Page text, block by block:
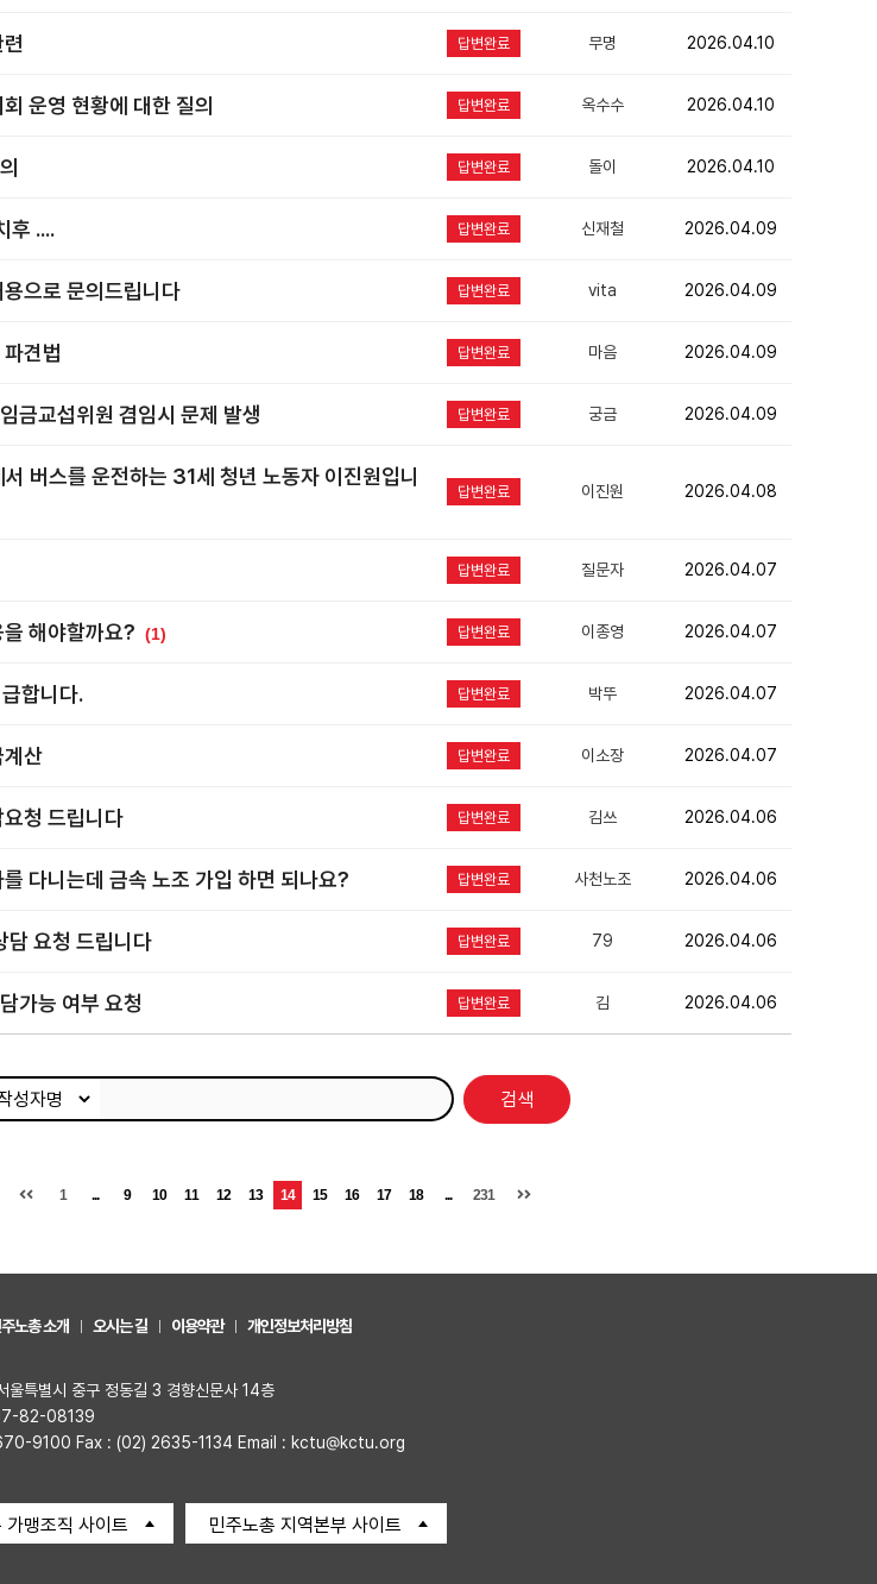
답변완료 무명 2026.04.10
운영 현황에 대한 질의 답변완료 옥수수 2026.04.10
답변완료 돌이 2026.04.10
후 .... 답변완료 신재철 2026.04.09
으로 문의드립니다 답변완료 vita 2026.04.09
견법 답변완료 마음 2026.04.09
금교섭위원 겸임시 문제 발생 답변완료 궁금 2026.04.09
버스를 운전하는 31세 청년 노동자 이진원입니
답변완료 이진원 2026.04.08
답변완료 질문자 2026.04.07
해야할까요? (1) 답변완료 이종영 2026.04.07
합니다. 답변완료 박뚜 2026.04.07
계산 답변완료 이소장 2026.04.07
청 드립니다 답변완료 김쓰 2026.04.06
다니는데 금속 노조 가입 하면 되나요? 답변완료 사천노조 2026.04.06
담 요청 드립니다 답변완료 79 2026.04.06
가능 여부 요청 답변완료 김 2026.04.06
검색
1 ... 9 10 11 12 13 14 15 16 17 18 ... 231
노총 소개 오시는 길 이용약관 개인정보처리방침
특별시 중구 정동길 3 경향신문사 14층
82-08139
9100 Fax : (02) 2635-1134 Email : kctu@kctu.org
가맹조직 사이트 민주노총 지역본부 사이트